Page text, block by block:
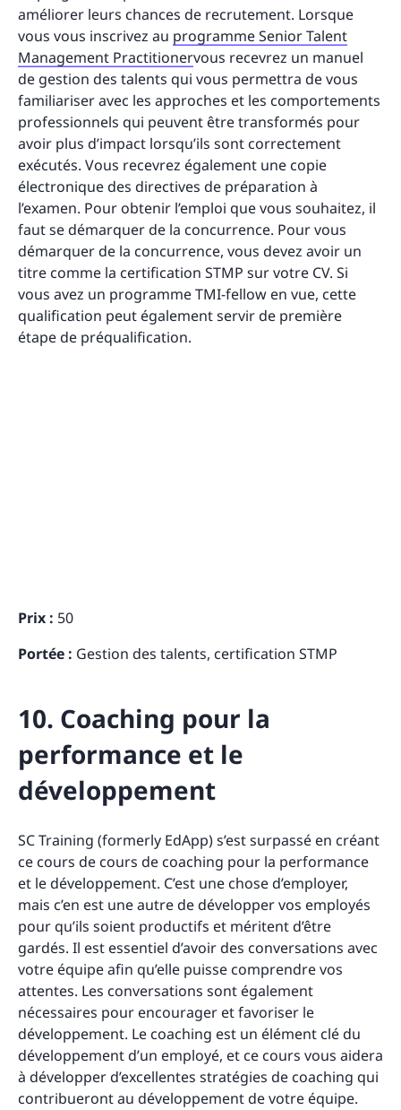
améliorer leurs chances de recrutement. Lorsque
vous vous inscrivez au programme Senior Talent
Management Practitionervous recevrez un manuel
de gestion des talents qui vous permettra de vous
familiariser avec les approches et les comportements
professionnels qui peuvent être transformés pour
avoir plus d’impact lorsqu’ils sont correctement
exécutés. Vous recevrez également une copie
électronique des directives de préparation à
l’examen. Pour obtenir l’emploi que vous souhaitez, il
faut se démarquer de la concurrence. Pour vous
démarquer de la concurrence, vous devez avoir un
titre comme la certification STMP sur votre CV. Si
vous avez un programme TMI-fellow en vue, cette
qualification peut également servir de première
étape de préqualification.
Prix : 50
Portée : Gestion des talents, certification STMP
10. Coaching pour la
performance et le
développement
SC Training (formerly EdApp) s’est surpassé en créant
ce cours de cours de coaching pour la performance
et le développement. C’est une chose d’employer,
mais c’en est une autre de développer vos employés
pour qu’ils soient productifs et méritent d’être
gardés. Il est essentiel d’avoir des conversations avec
votre équipe afin qu’elle puisse comprendre vos
attentes. Les conversations sont également
nécessaires pour encourager et favoriser le
développement. Le coaching est un élément clé du
développement d’un employé, et ce cours vous aidera
à développer d’excellentes stratégies de coaching qui
contribueront au développement de votre équipe.